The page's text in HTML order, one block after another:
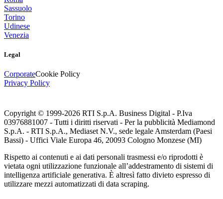
Sassuolo
Torino
Udinese
Venezia
Legal
CorporateCookie Policy
Privacy Policy
Copyright © 1999-2026 RTI S.p.A. Business Digital - P.Iva
03976881007 - Tutti i diritti riservati - Per la pubblicità Mediamond
S.p.A. - RTI S.p.A., Mediaset N.V., sede legale Amsterdam (Paesi
Bassi) - Uffici Viale Europa 46, 20093 Cologno Monzese (MI)
Rispetto ai contenuti e ai dati personali trasmessi e/o riprodotti è
vietata ogni utilizzazione funzionale all’addestramento di sistemi di
intelligenza artificiale generativa. È altresì fatto divieto espresso di
utilizzare mezzi automatizzati di data scraping.